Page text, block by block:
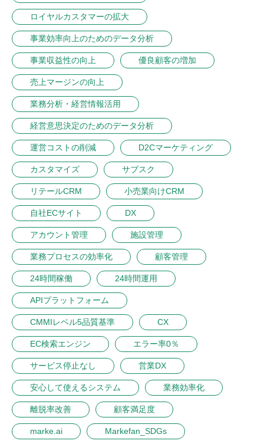
ロイヤルカスタマーの拡大
事業効率向上のためのデータ分析
事業収益性の向上 優良顧客の増加
売上マージンの向上
業務分析・経営情報活用
経営意思決定のためのデータ分析
運営コストの削減 D2Cマーケティング
カスタマイズ サブスク
リテールCRM 小売業向けCRM
自社ECサイト DX
アカウント管理 施設管理
業務プロセスの効率化 顧客管理
24時間稼働 24時間運用
APIプラットフォーム
CMMIレベル5品質基準 CX
EC検索エンジン エラー率0％
サービス停止なし 営業DX
安心して使えるシステム 業務効率化
離脱率改善 顧客満足度
marke.ai Markefan_SDGs